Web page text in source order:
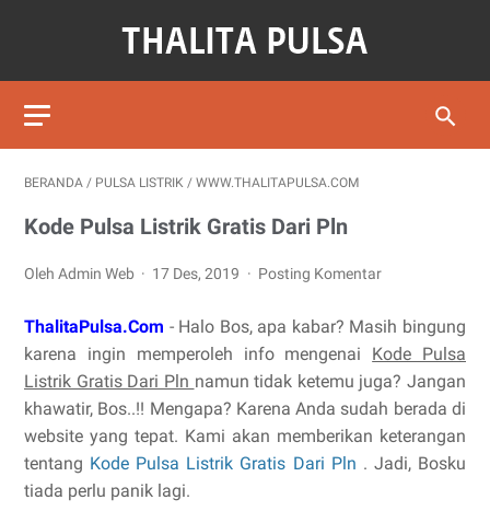
BERANDA / PULSA LISTRIK / WWW.THALITAPULSA.COM
Kode Pulsa Listrik Gratis Dari Pln
Oleh Admin Web 17 Des, 2019 Posting Komentar
ThalitaPulsa.Com - Halo Bos, apa kabar? Masih bingung
karena ingin memperoleh info mengenai Kode Pulsa
Listrik Gratis Dari Pln namun tidak ketemu juga? Jangan
khawatir, Bos..!! Mengapa? Karena Anda sudah berada di
website yang tepat. Kami akan memberikan keterangan
tentang Kode Pulsa Listrik Gratis Dari Pln . Jadi, Bosku
tiada perlu panik lagi.